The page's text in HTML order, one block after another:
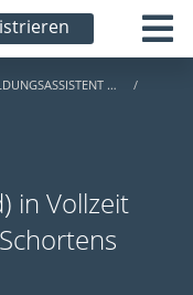
…
in Vollzeit